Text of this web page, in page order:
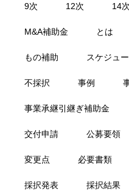
9次 12次 14次
M&A補助金 とは
もの補助 スケジュ
不採択 事例
事業承継引継ぎ補助金
交付申請 公募要領
変更点 必要書類
採択発表 採択結果